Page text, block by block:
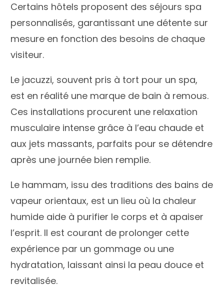
Certains hôtels proposent des séjours spa
personnalisés, garantissant une détente sur
mesure en fonction des besoins de chaque
visiteur.
Le jacuzzi, souvent pris à tort pour un spa,
est en réalité une marque de bain à remous.
Ces installations procurent une relaxation
musculaire intense grâce à l’eau chaude et
aux jets massants, parfaits pour se détendre
après une journée bien remplie.
Le hammam, issu des traditions des bains de
vapeur orientaux, est un lieu où la chaleur
humide aide à purifier le corps et à apaiser
l’esprit. Il est courant de prolonger cette
expérience par un gommage ou une
hydratation, laissant ainsi la peau douce et
revitalisée.